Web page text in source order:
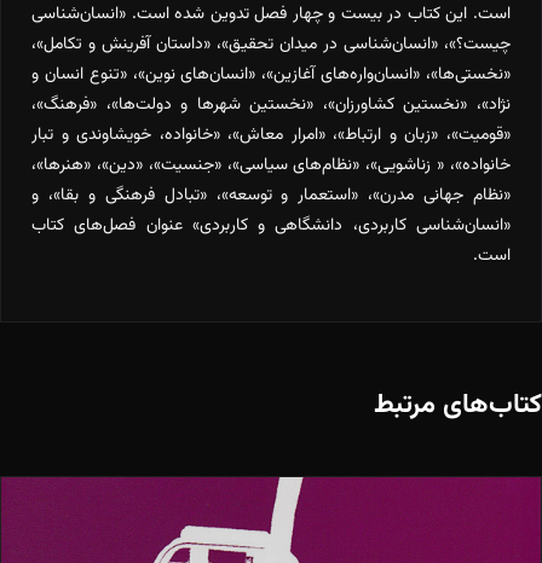
است. این کتاب در بیست و چهار فصل تدوین شده است. «انسان‌شناسی
چیست؟»، «انسان‌شناسی در میدان تحقیق»، «داستان آفرینش و تکامل»،
«نخستی‌ها»، «انسان‌واره‌های آغازین»، «انسان‌های نوین»، «تنوع انسان و
نژاد»، «نخستین کشاورزان»، «نخستین شهرها و دولت‌ها»، «فرهنگ»،
«قومیت»، «زبان و ارتباط»، «امرار معاش»، «خانواده، خویشاوندی و تبار
خانواده»، « زناشویی»، «نظام‌های سیاسی»، «جنسیت»، «دین»، «هنرها»،
«نظام جهانی مدرن»، «استعمار و توسعه»، «تبادل فرهنگی و بقا»، و
«انسان‌شناسی کاربردی، دانشگاهی و کاربردی» عنوان فصل‌های کتاب
است.
کتاب‌های مرتبط